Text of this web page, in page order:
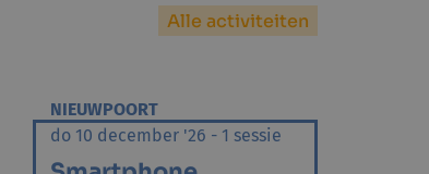
Alle activiteiten
NIEUWPOORT
do 10 december '26 - 1 sessie